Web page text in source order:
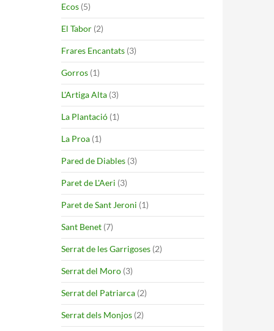
Ecos (5)
El Tabor (2)
Frares Encantats (3)
Gorros (1)
L'Artiga Alta (3)
La Plantació (1)
La Proa (1)
Pared de Diables (3)
Paret de L'Aeri (3)
Paret de Sant Jeroni (1)
Sant Benet (7)
Serrat de les Garrigoses (2)
Serrat del Moro (3)
Serrat del Patriarca (2)
Serrat dels Monjos (2)